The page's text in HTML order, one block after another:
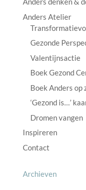
Anders Atelier
Gezonde
Valentijnsactie
Boek Gezond
Boek Anders op
‘Gezond is…’
Dromen vangen
Inspireren
Contact
Archieven